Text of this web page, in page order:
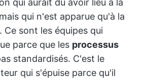
qui aurait dû avoir lieu à la
qui n'est apparue qu'à la
Ce sont les équipes qui
parce que les processus
standardisés. C'est le
qui s'épuise parce qu'il